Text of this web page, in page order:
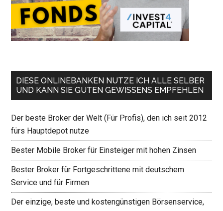
DIESE ONLINEBANKEN NUTZE ICH ALLE SELBER
UND KANN SIE GUTEN GEWISSENS EMPFEHLEN
Der beste Broker der Welt (Für Profis), den ich seit 2012
fürs Hauptdepot nutze
Bester Mobile Broker für Einsteiger mit hohen Zinsen
Bester Broker für Fortgeschrittene mit deutschem
Service und für Firmen
Der einzige, beste und kostengünstigen Börsenservice,